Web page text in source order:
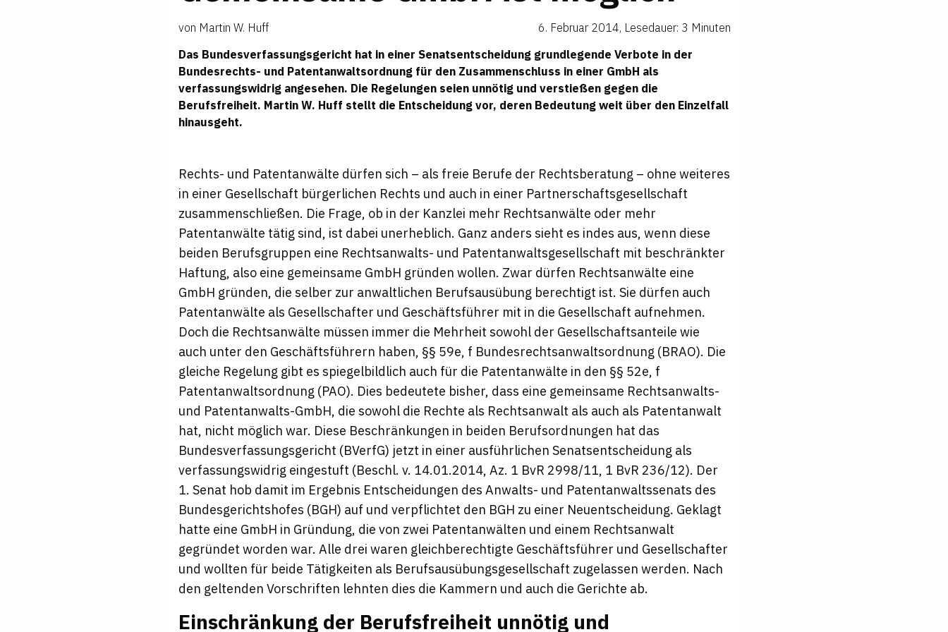
von Martin W. Huff 6. Februar 2014, Lesedauer: 3 Minuten
Das Bundesverfassungsgericht hat in einer Senatsentscheidung grundlegende Verbote in der
Bundesrechts- und Patentanwaltsordnung für den Zusammenschluss in einer GmbH als
verfassungswidrig angesehen. Die Regelungen seien unnötig und verstießen gegen die
Berufsfreiheit. Martin W. Huff stellt die Entscheidung vor, deren Bedeutung weit über den Einzelfall
hinausgeht.
Rechts- und Patentanwälte dürfen sich – als freie Berufe der Rechtsberatung – ohne weiteres
in einer Gesellschaft bürgerlichen Rechts und auch in einer Partnerschaftsgesellschaft
zusammenschließen. Die Frage, ob in der Kanzlei mehr Rechtsanwälte oder mehr
Patentanwälte tätig sind, ist dabei unerheblich. Ganz anders sieht es indes aus, wenn diese
beiden Berufsgruppen eine Rechtsanwalts- und Patentanwaltsgesellschaft mit beschränkter
Haftung, also eine gemeinsame GmbH gründen wollen. Zwar dürfen Rechtsanwälte eine
GmbH gründen, die selber zur anwaltlichen Berufsausübung berechtigt ist. Sie dürfen auch
Patentanwälte als Gesellschafter und Geschäftsführer mit in die Gesellschaft aufnehmen.
Doch die Rechtsanwälte müssen immer die Mehrheit sowohl der Gesellschaftsanteile wie
auch unter den Geschäftsführern haben, §§ 59e, f Bundesrechtsanwaltsordnung (BRAO). Die
gleiche Regelung gibt es spiegelbildlich auch für die Patentanwälte in den §§ 52e, f
Patentanwaltsordnung (PAO). Dies bedeutete bisher, dass eine gemeinsame Rechtsanwalts-
und Patentanwalts-GmbH, die sowohl die Rechte als Rechtsanwalt als auch als Patentanwalt
hat, nicht möglich war. Diese Beschränkungen in beiden Berufsordnungen hat das
Bundesverfassungsgericht (BVerfG) jetzt in einer ausführlichen Senatsentscheidung als
verfassungswidrig eingestuft (Beschl. v. 14.01.2014, Az. 1 BvR 2998/11, 1 BvR 236/12). Der
1. Senat hob damit im Ergebnis Entscheidungen des Anwalts- und Patentanwaltssenats des
Bundesgerichtshofes (BGH) auf und verpflichtet den BGH zu einer Neuentscheidung. Geklagt
hatte eine GmbH in Gründung, die von zwei Patentanwälten und einem Rechtsanwalt
gegründet worden war. Alle drei waren gleichberechtigte Geschäftsführer und Gesellschafter
und wollten für beide Tätigkeiten als Berufsausübungsgesellschaft zugelassen werden. Nach
den geltenden Vorschriften lehnten dies die Kammern und auch die Gerichte ab.
Einschränkung der Berufsfreiheit unnötig und